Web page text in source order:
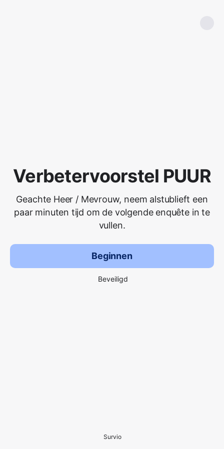
Verbetervoorstel PUUR
Geachte Heer / Mevrouw, neem alstublieft een
paar minuten tijd om de volgende enquête in te
vullen.
Beginnen
Beveiligd
Survio